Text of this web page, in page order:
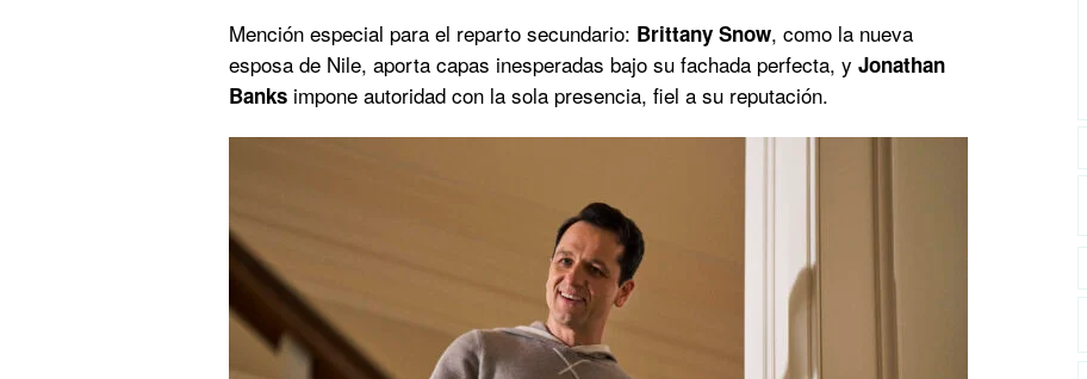
Mención especial para el reparto secundario: Brittany Snow, como la nueva
esposa de Nile, aporta capas inesperadas bajo su fachada perfecta, y Jonathan
Banks impone autoridad con la sola presencia, fiel a su reputación.